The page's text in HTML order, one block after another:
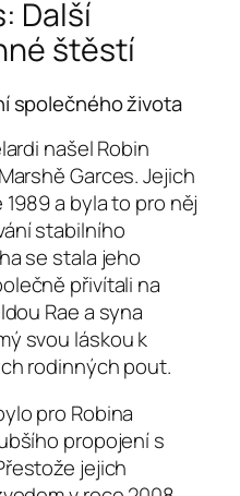
Další
štěstí
společného života
našel Robin
Garces. Jejich
a byla to pro něj
stabilního
se stala jeho
přivítali na
Rae a syna
svou láskou k
rodinných pout.
pro Robina
propojení s
jejich